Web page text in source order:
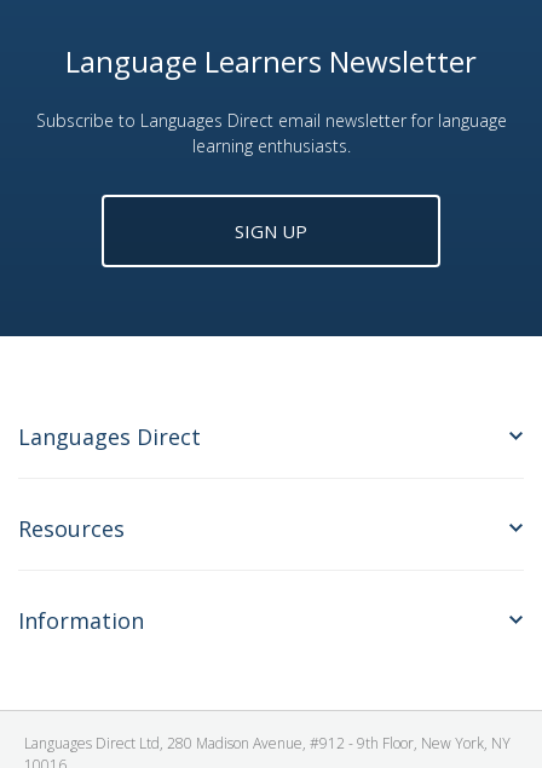
Language Learners Newsletter
Subscribe to Languages Direct email newsletter for language
learning enthusiasts.
SIGN UP
Languages Direct
Resources
Information
Languages Direct Ltd, 280 Madison Avenue, #912 - 9th Floor, New York, NY